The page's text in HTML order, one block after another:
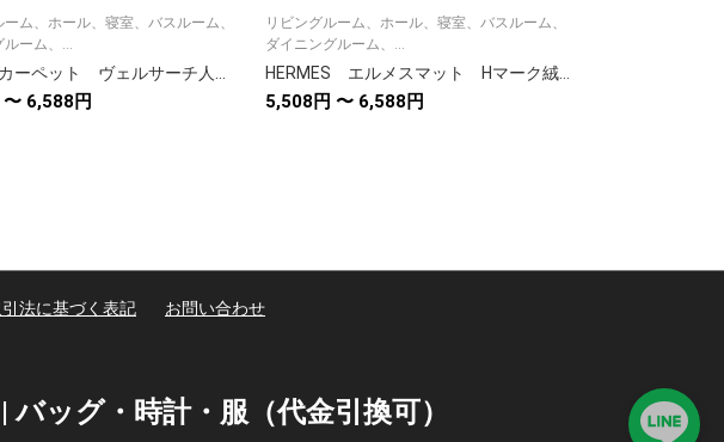
ーム、ホール、寝室、バスルーム、
ルーム、...
Versaceカーペット ヴェルサーチ人気マット絨毯 キッチンマット/トイレ/ベッドルーム/浴室/オフィス/新居 3種類
6,588円
リビングルーム、ホール、寝室、バスルーム、
ダイニングルーム、...
HERMES エルメスマット Hマーク絨毯 浴室/キッチンマット 玄関マット 滑り止め防音ラグ 吸水マット室内屋外
5,508円 〜 6,588円
法に基づく表記 お問い合わせ
ッグ・時計・服（代金引換可）